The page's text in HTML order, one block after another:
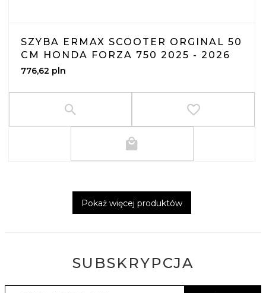
SZYBA ERMAX SCOOTER ORGINAL 50
CM HONDA FORZA 750 2025 - 2026
776,62 pln
Pokaż więcej produktów
SUBSKRYPCJA